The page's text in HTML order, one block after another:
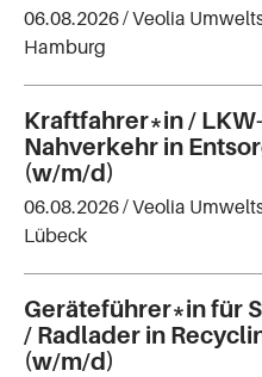
06.08.2026 /Veolia
Hamburg
Kraftfahrer*in /
Nahverkehr in
(w/m/d)
06.08.2026 /Veolia
Lübeck
Geräteführer*in für
/ Radlader in
(w/m/d)